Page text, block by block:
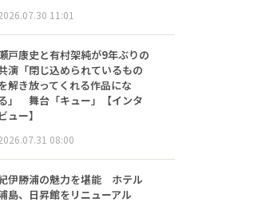
11:01
戸康史と有村架純が9年ぶりの
演「閉じ込められているもの
解き放ってくれる作品にな
」 舞台「キュー」【インタ
ビュー】
08:00
伊勝浦の魅力を堪能 ホテル
島、日昇館をリニューアル